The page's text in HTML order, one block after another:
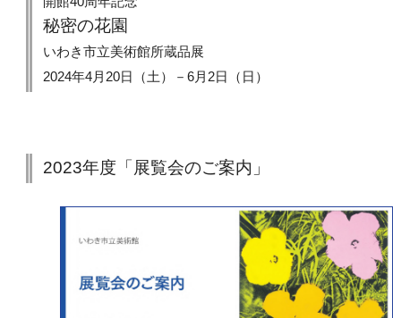
秘密の花園
いわき市立美術館所蔵品展
2024年4月20日（土）－6月2日（日）
2023年度「展覧会のご案内」